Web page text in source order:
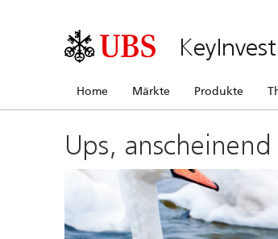
KeyInvest
Home Märkte Produkte
Ups,